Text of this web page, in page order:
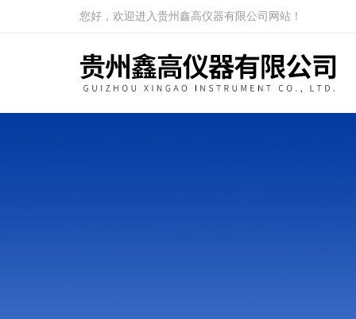
您好，欢迎进入贵州鑫高仪器有限公司网站！